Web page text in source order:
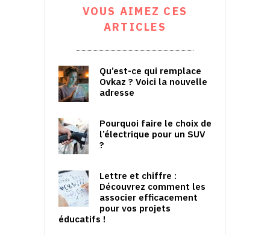
VOUS AIMEZ CES
ARTICLES
Qu’est-ce qui remplace
Ovkaz ? Voici la nouvelle
adresse
Pourquoi faire le choix de
l’électrique pour un SUV
?
Lettre et chiffre :
Découvrez comment les
associer efficacement
pour vos projets
éducatifs !